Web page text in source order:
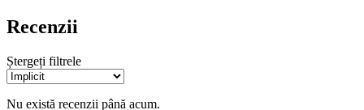
Recenzii
Ștergeți filtrele
Nu există recenzii până acum.